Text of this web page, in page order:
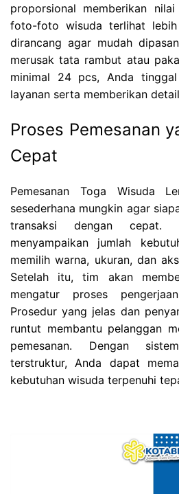
proporsional memberikan
foto-foto wisuda terlihat
dirancang agar mudah
merusak tata rambut atau
minimal 24 pcs, Anda
layanan serta memberikan
Proses Pemesanan
Cepat
Pemesanan Toga Wisuda
sesederhana mungkin agar
transaksi dengan cepat.
menyampaikan jumlah
memilih warna, ukuran, dan
Setelah itu, tim akan
mengatur proses
Prosedur yang jelas dan
runtut membantu pelanggan
pemesanan. Dengan
terstruktur, Anda dapat
kebutuhan wisuda terpenuhi